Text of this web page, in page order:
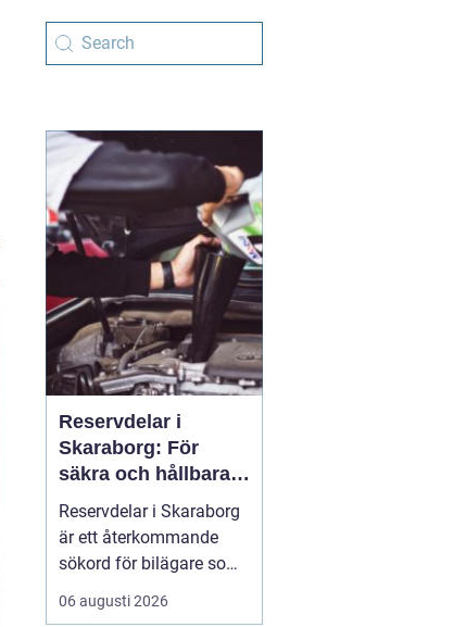
Reservdelar i
Skaraborg: För
säkra och hållbara
bilar
Reservdelar i Skaraborg
är ett återkommande
sökord för bilägare som
vill hålla bilen i gott
skick utan att betala
06 augusti 2026